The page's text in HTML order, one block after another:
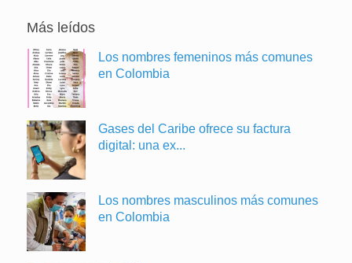
Más leídos
Los nombres femeninos más comunes
en Colombia
Gases del Caribe ofrece su factura
digital: una ex...
Los nombres masculinos más comunes
en Colombia